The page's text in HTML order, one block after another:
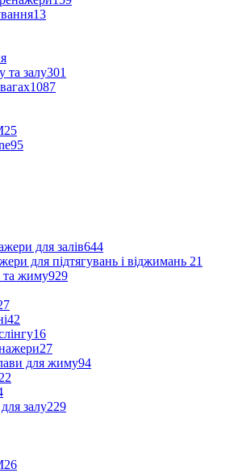
13
та залу301
1087
25
95
для залів644
для підтягувань і віджимань 21
та жиму929
42
16
27
для жиму94
22
залу229
26